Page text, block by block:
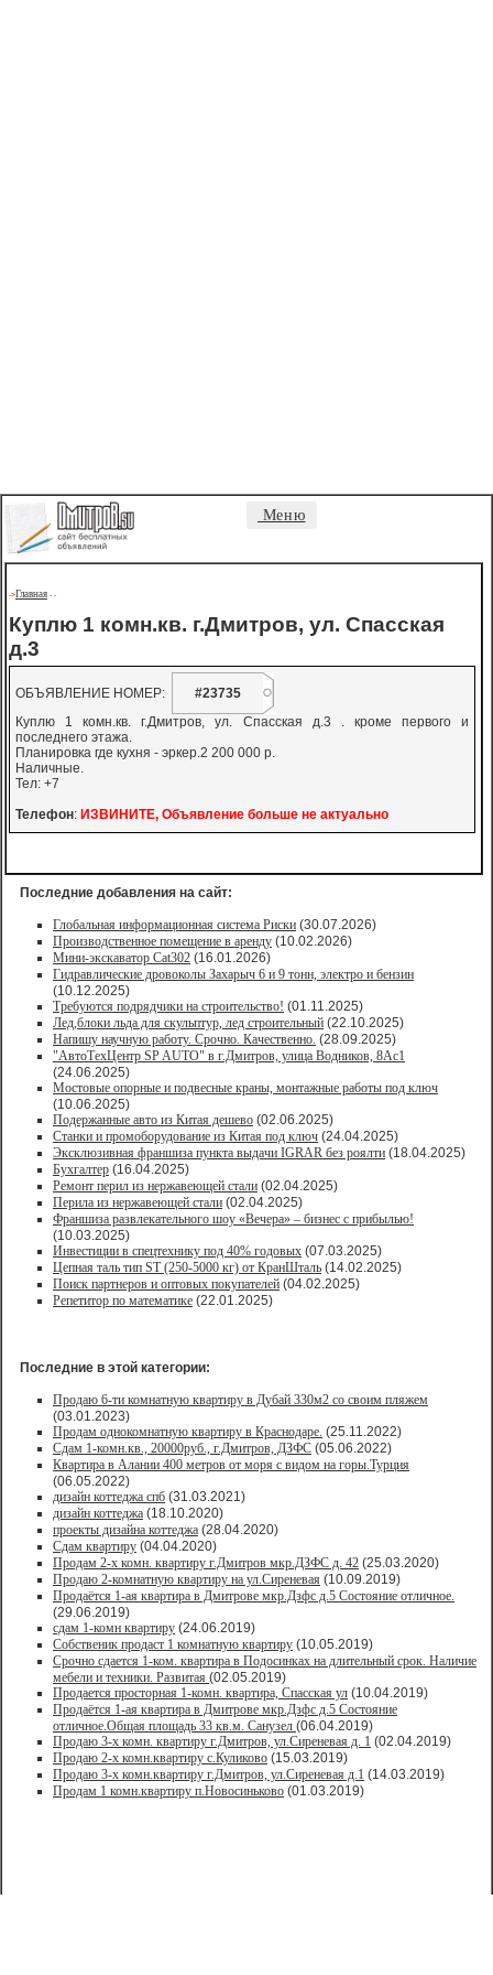
Меню
->Главная - -
Куплю 1 комн.кв. г.Дмитров, ул. Спасская
д.3
ОБЪЯВЛЕНИЕ НОМЕР:
#23735
Куплю 1 комн.кв. г.Дмитров, ул. Спасская д.3 . кроме первого и
последнего этажа.
Планировка где кухня - эркер.2 200 000 р.
Наличные.
Тел: +7
Телефон: ИЗВИНИТЕ, Объявление больше не актуально
Последние добавления на сайт:
Глобальная информационная система Риски (30.07.2026)
Производственное помещение в аренду (10.02.2026)
Мини-экскаватор Cat302 (16.01.2026)
Гидравлические дровоколы Захарыч 6 и 9 тонн, электро и бензин
(10.12.2025)
Требуются подрядчики на строительство! (01.11.2025)
Лед,блоки льда для скульптур, лед строительный (22.10.2025)
Напишу научную работу. Срочно. Качественно. (28.09.2025)
"АвтоТехЦентр SP AUTO" в г.Дмитров, улица Водников, 8Ас1
(24.06.2025)
Мостовые опорные и подвесные краны, монтажные работы под ключ
(10.06.2025)
Подержанные авто из Китая дешево (02.06.2025)
Станки и промоборудование из Китая под ключ (24.04.2025)
Эксклюзивная франшиза пункта выдачи IGRAR без роялти (18.04.2025)
Бухгалтер (16.04.2025)
Ремонт перил из нержавеющей стали (02.04.2025)
Перила из нержавеющей стали (02.04.2025)
Франшиза развлекательного шоу «Вечера» – бизнес с прибылью!
(10.03.2025)
Инвестиции в спецтехнику под 40% годовых (07.03.2025)
Цепная таль тип ST (250-5000 кг) от КранШталь (14.02.2025)
Поиск партнеров и оптовых покупателей (04.02.2025)
Репетитор по математике (22.01.2025)
Последние в этой категории:
Продаю 6-ти комнатную квартиру в Дубай 330м2 со своим пляжем
(03.01.2023)
Продам однокомнатную квартиру в Краснодаре. (25.11.2022)
Сдам 1-комн.кв., 20000руб., г.Дмитров, ДЗФС (05.06.2022)
Квартира в Алании 400 метров от моря с видом на горы.Турция
(06.05.2022)
дизайн коттеджа спб (31.03.2021)
дизайн коттеджа (18.10.2020)
проекты дизайна коттеджа (28.04.2020)
Сдам квартиру (04.04.2020)
Продам 2-х комн. квартиру г.Дмитров мкр.ДЗФС д. 42 (25.03.2020)
Продаю 2-комнатную квартиру на ул.Сиреневая (10.09.2019)
Продаётся 1-ая квартира в Дмитрове мкр.Дзфс д.5 Состояние отличное.
(29.06.2019)
сдам 1-комн квартиру (24.06.2019)
Собственик продаст 1 комнатную квартиру (10.05.2019)
Срочно сдается 1-ком. квартира в Подосинках на длительный срок. Наличие
мебели и техники. Развитая (02.05.2019)
Продается просторная 1-комн. квартира, Спасская ул (10.04.2019)
Продаётся 1-ая квартира в Дмитрове мкр.Дзфс д.5 Состояние
отличное.Общая площадь 33 кв.м. Санузел (06.04.2019)
Продаю 3-х комн. квартиру г.Дмитров, ул.Сиреневая д. 1 (02.04.2019)
Продаю 2-х комн.квартиру с.Куликово (15.03.2019)
Продаю 3-х комн.квартиру г.Дмитров, ул.Сиреневая д.1 (14.03.2019)
Продам 1 комн.квартиру п.Новосиньково (01.03.2019)